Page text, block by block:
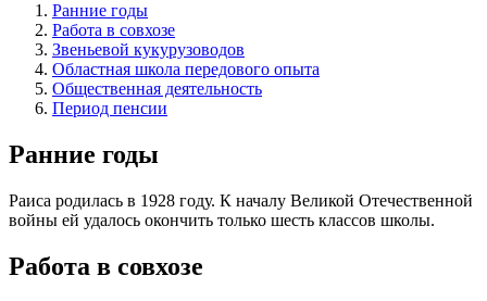
Ранние годы
Работа в совхозе
Звеньевой кукурузоводов
Областная школа передового опыта
Общественная деятельность
Период пенсии
Ранние годы
Раиса родилась в 1928 году. К началу Великой Отечественной
войны ей удалось окончить только шесть классов школы.
Работа в совхозе